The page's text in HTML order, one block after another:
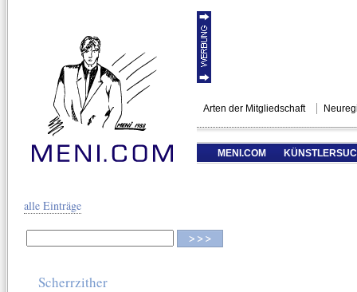
Arten der Mitgliedschaft
MENI.COM
alle Einträge
Scherrzither